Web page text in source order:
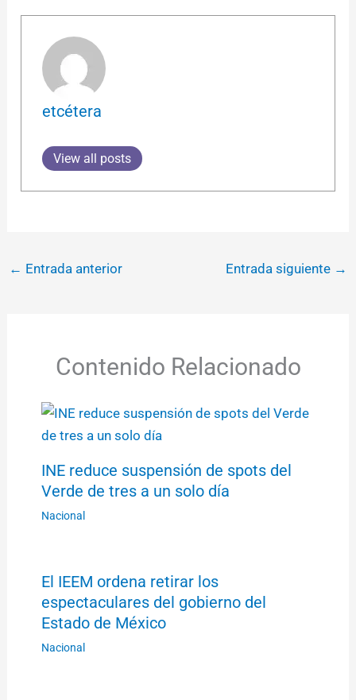
etcétera
View all posts
← Entrada anterior Entrada siguiente →
Contenido Relacionado
INE reduce suspensión de spots del
Verde de tres a un solo día
Nacional
El IEEM ordena retirar los
espectaculares del gobierno del
Estado de México
Nacional